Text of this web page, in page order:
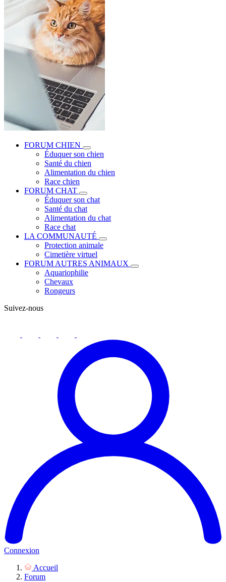
FORUM CHIEN
Éduquer son chien
Santé du chien
Alimentation du chien
Race chien
FORUM CHAT
Éduquer son chat
Santé du chat
Alimentation du chat
Race chat
LA COMMUNAUTÉ
Protection animale
Cimetière virtuel
FORUM AUTRES ANIMAUX
Aquariophilie
Chevaux
Rongeurs
Suivez-nous
Connexion
Accueil
Forum